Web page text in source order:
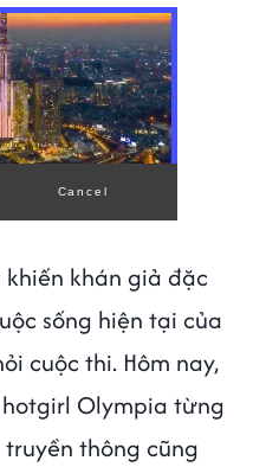
khán giả đặc
sống hiện tại của
cuộc thi. Hôm nay,
Olympia từng
thông cũng